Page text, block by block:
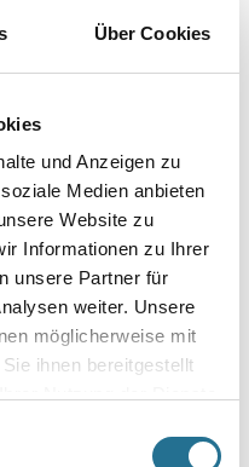
Über Cookies
und Anzeigen zu
Medien anbieten
Website zu
Informationen zu Ihrer
unsere Partner für
weiter. Unsere
möglicherweise mit
ihnen bereitgestellt